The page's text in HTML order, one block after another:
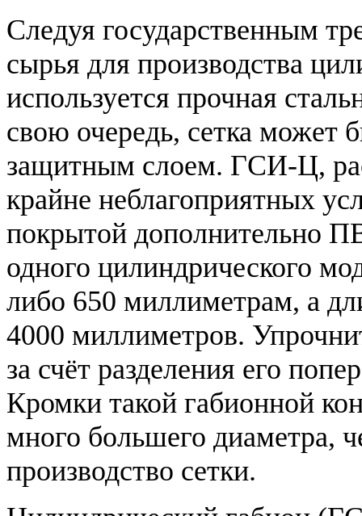
Следуя государственным
сырья для производства
используется прочная
свою очередь, сетка может
защитным слоем. ГСИ-Ц,
крайне неблагоприятных
покрытой дополнительно
одного цилиндрического
либо 650 миллиметрам, а
4000 миллиметров.
за счёт разделения его
Кромки такой габионной
много большего диаметра,
производство сетки.